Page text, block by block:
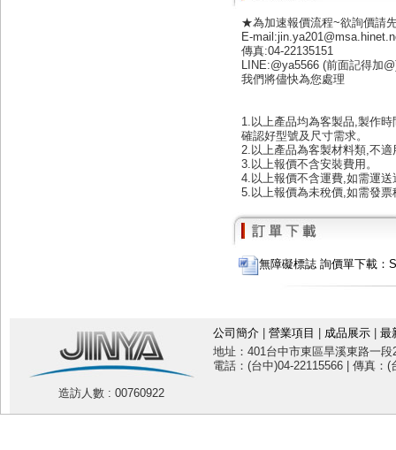
★為加速報價流程~欲詢價請
E-
傳真:04-22135151
LINE:@ya5566 (前面記得加
我們將儘快為您處理
1.以上產品均為客製品,製作
確認好型號及尺寸需求。
2.以上產品為客製材料類,不
3.以上報價不含安裝費用。
4.以上報價不含運費,如需運
5.以上報價為未稅價,如需發
無障礙標誌 詢價單下載：
造訪人數 : 00760922
公司簡介 營業項目 成品展示
最
地址：401台中市東區旱溪東路一
電話：(台中)04-22115566 | 傳真：(